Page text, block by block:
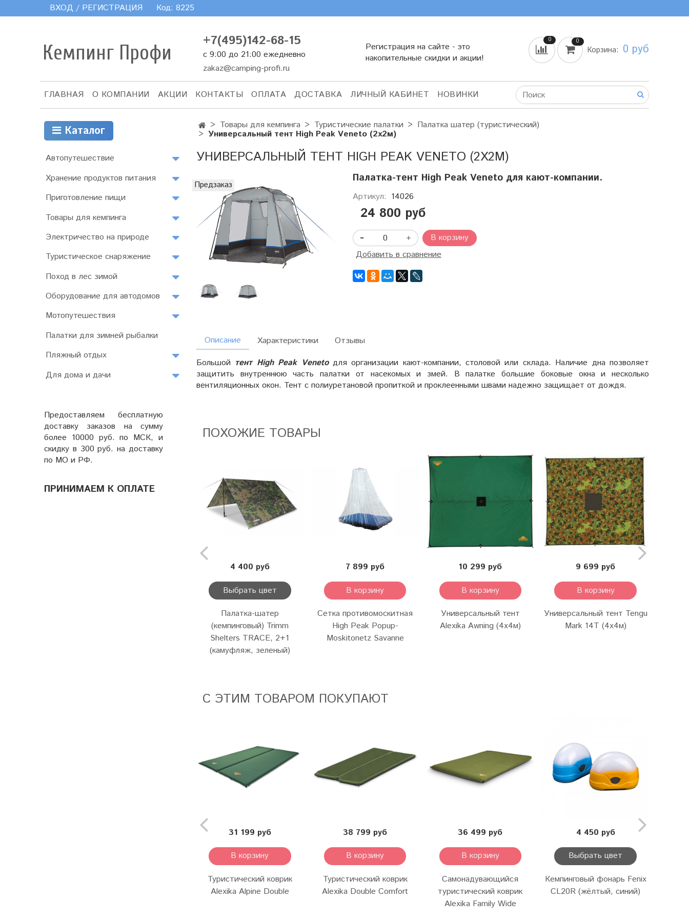
ВХОД / РЕГИСТРАЦИЯ Код:8225
Кемпинг Профи
+7(495)142-68-15
с 9:00 до 21:00 ежедневно
zakaz@camping-profi.ru
Регистрация на сайте - это
накопительные скидки и акции!
0 0
Корзина: 0 руб
ГЛАВНАЯ О КОМПАНИИ АКЦИИ КОНТАКТЫ ОПЛАТА ДОСТАВКА ЛИЧНЫЙ КАБИНЕТ НОВИНКИ
Товары для кемпинга Туристические палатки Палатка шатер (туристический)
Универсальный тент High Peak Veneto (2x2м)
УНИВЕРСАЛЬНЫЙ ТЕНТ HIGH PEAK VENETO (2X2М)
Предзаказ
Палатка-тент High Peak Veneto для кают-компании.
Артикул: 14026
24 800 руб
В корзину
Добавить в сравнение
Описание
Большой тент High Peak Venetoдля организации кают-компании, столовой или склада. Наличие дна позволяет
защитить внутреннюю часть палатки от насекомых и змей. В палатке большие боковые окна и несколько
вентиляционных окон. Тент с полиуретановой пропиткой и проклеенными швами надежно защищает от дождя.
Характеристики Отзывы
ПОХОЖИЕ ТОВАРЫ
4 400 руб
Выбрать цвет
Палатка-шатер
(кемпинговый) Trimm
Shelters TRACE, 2+1
(камуфляж, зеленый)
7 899 руб
В корзину
Сетка противомоскитная
High Peak Popup-
Moskitonetz Savanne
10 299 руб
В корзину
Универсальный тент
Alexika Awning (4х4м)
9 699 руб
В корзину
Универсальный тент Tengu
Mark 14T (4х4м)
С ЭТИМ ТОВАРОМ ПОКУПАЮТ
31 199 руб
В корзину
Туристический коврик
Alexika Alpine Double
38 799 руб
В корзину
Туристический коврик
Alexika Double Comfort
36 499 руб
В корзину
Самонадувающийся
туристический коврик
Alexika Family Wide
4 450 руб
Выбрать цвет
Кемпинговый фонарь Fenix
CL20R (жёлтый, синий)
Каталог
Автопутешествие
Хранение продуктов питания
Приготовление пищи
Товары для кемпинга
Электричество на природе
Туристическое снаряжение
Поход в лес зимой
Оборудование для автодомов
Мотопутешествия
Палатки для зимней рыбалки
Пляжный отдых
Для дома и дачи
Предоставляем бесплатную
доставку заказов на сумму
более 10000 руб. по МСК, и
скидку в 300 руб. на доставку
по МО и РФ.
ПРИНИМАЕМ К ОПЛАТЕ